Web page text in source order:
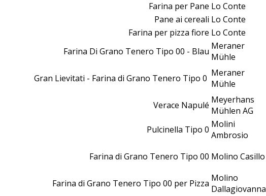
Farina per Pane Lo Conte
Pane ai cereali Lo Conte
Farina per pizza fiore Lo Conte
Farina Di Grano Tenero Tipo 00 - Blau Meraner
Mühle
Gran Lievitati - Farina di Grano Tenero Tipo 0 Meraner
Mühle
Verace Napulé Meyerhans
Mühlen AG
Pulcinella Tipo 0 Molini
Ambrosio
Farina di Grano Tenero Tipo 00 Molino Casillo
Farina di Grano Tenero Tipo 00 per Pizza Molino
Dallagiovanna